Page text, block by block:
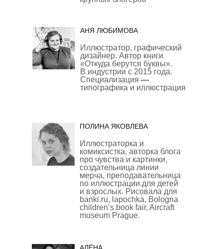
АНЯ ЛЮБИМОВА
Иллюстратор, графический
дизайнер. Автор книги
«Откуда берутся буквы».
В индустрии с 2015 года.
Специализация —
типографика и иллюстрация
ПОЛИНА ЯКОВЛЕВА
Иллюстраторка и
комиксистка, авторка блога
про чувства и картинки,
создательница линии
мерча, преподавательница
по иллюстрации для детей
и взрослых. Рисовала для
banki.ru, lapochka, Bologna
children’s book fair, Aircraft
museum Prague.
АЛЁНА